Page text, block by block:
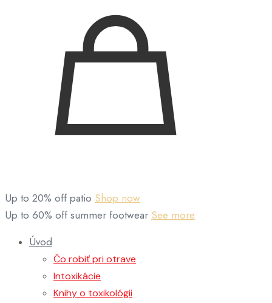
Up to 20% off patio Shop now
Up to 60% off summer footwear See more
Úvod
Čo robiť pri otrave
Intoxikácie
Knihy o toxikológii